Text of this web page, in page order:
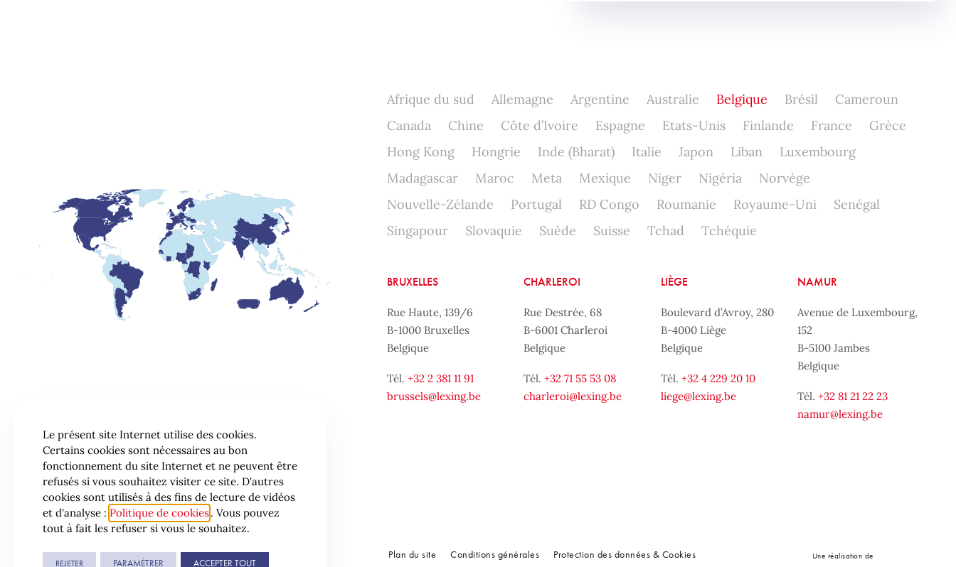
Afrique du sud Allemagne Argentine Australie Belgique Brésil
Cameroun
Canada
Chine Côte d’Ivoire Espagne Etats-Unis Finlande France
Grèce
Hong Kong
Hongrie Inde (Bharat) Italie Japon Liban
Luxembourg
Madagascar
Maroc Meta Mexique Niger Nigéria
Norvège
Nouvelle-Zélande
Portugal RD Congo Roumanie Royaume-Uni
Senégal
Singapour
Slovaquie Suède Suisse Tchad Tchéquie
BRUXELLES
Rue Haute, 139/6
B-1000 Bruxelles
Belgique
Tél. +32 2 381 11 91
brussels@lexing.be
CHARLEROI
Rue Destrée, 68
B-6001 Charleroi
Belgique
Tél.+32 71 55 53 08
charleroi@lexing.be
LIÈGE
Boulevard d’Avroy, 280
B-4000 Liège
Belgique
Tél. +32 4 229 20 10
liege@lexing.be
NAMUR
Avenue de Luxembourg,
152
B-5100 Jambes
Belgique
Tél.+32 81 21 22 23
namur@lexing.be
Plan du site Conditions générales Protection des données & Cookies Une réalisation de
Le présent site Internet utilise des cookies.
Certains cookies sont nécessaires au bon
fonctionnement du site Internet et ne peuvent être
refusés si vous souhaitez visiter ce site. D'autres
cookies sont utilisés à des fins de lecture de vidéos
et d'analyse : Politique de cookies. Vous pouvez
tout à fait les refuser si vous le souhaitez.
REJETER PARAMÉTRER ACCEPTER TOUT